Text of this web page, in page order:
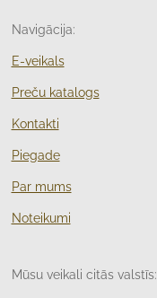
Navigācija:
E-veikals
Preču katalogs
Kontakti
Piegade
Par mums
Noteikumi
Mūsu veikali citās valstīs: